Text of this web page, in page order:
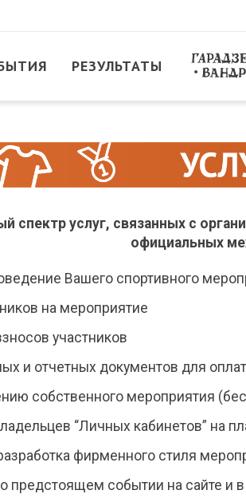
РЕЗУЛЬТАТЫ
спектр услуг, связанных с
официальных
Вашего спортивного
на мероприятие
участников
и отчетных документов для
собственного мероприятия
“Личных кабинетов” на
фирменного стиля
предстоящем событии на сайте и